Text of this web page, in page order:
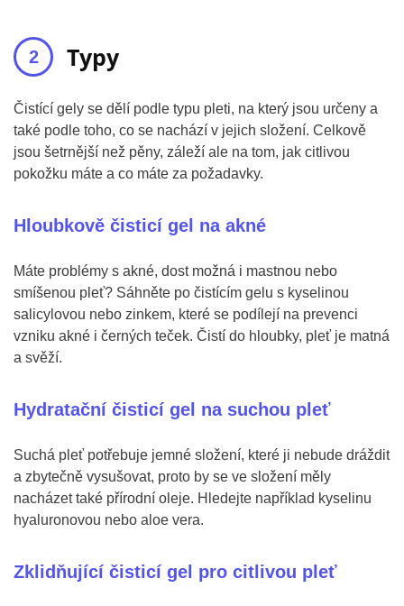
Typy
Čistící gely se dělí podle typu pleti, na který jsou určeny a
také podle toho, co se nachází v jejich složení. Celkově
jsou šetrnější než pěny, záleží ale na tom, jak citlivou
pokožku máte a co máte za požadavky.
Hloubkově čisticí gel na akné
Máte problémy s akné, dost možná i mastnou nebo
smíšenou pleť? Sáhněte po čistícím gelu s kyselinou
salicylovou nebo zinkem, které se podílejí na prevenci
vzniku akné i černých teček. Čistí do hloubky, pleť je matná
a svěží.
Hydratační čisticí gel na suchou pleť
Suchá pleť potřebuje jemné složení, které ji nebude dráždit
a zbytečně vysušovat, proto by se ve složení měly
nacházet také přírodní oleje. Hledejte například kyselinu
hyaluronovou nebo aloe vera.
Zklidňující čisticí gel pro citlivou pleť